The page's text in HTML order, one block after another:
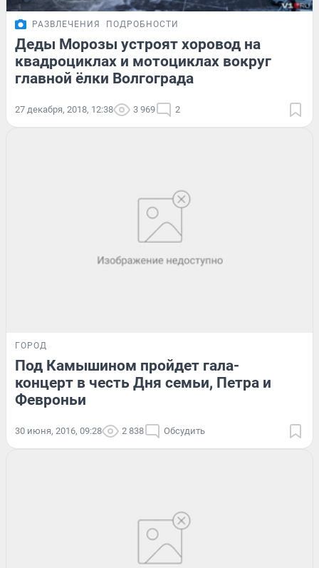
РАЗВЛЕЧЕНИЯ ПОДРОБНОСТИ
Деды Морозы устроят хоровод на
квадроциклах и мотоциклах вокруг
главной ёлки Волгограда
27 декабря, 2018, 12:38 3 969 2
ГОРОД
Под Камышином пройдет гала-
концерт в честь Дня семьи, Петра и
Февроньи
30 июня, 2016, 09:28 2 838 Обсудить